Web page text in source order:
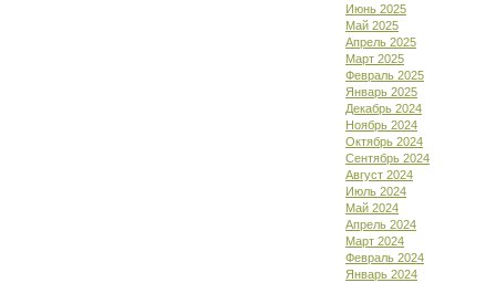
Июнь 2025
Май 2025
Апрель 2025
Март 2025
Февраль 2025
Январь 2025
Декабрь 2024
Ноябрь 2024
Октябрь 2024
Сентябрь 2024
Август 2024
Июль 2024
Май 2024
Апрель 2024
Март 2024
Февраль 2024
Январь 2024